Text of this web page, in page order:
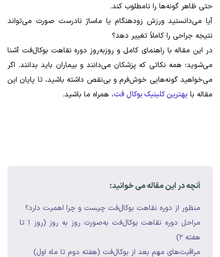
حتی ظاهر گونه‌ها را نامطلوب کند.
آیا می‌دانستید ورزش زودهنگام یا ماساژ نادرست صورت می‌تواند
نتیجه جراحی را کاملاً تغییر دهد؟
در این مقاله با راهنمای کامل و روز‌به‌روز دوره نقاهت بوکال‌فت آشنا
می‌شوید؛ همه نکاتی که پزشکان می‌دانند و بیماران باید بدانند. اگر
می‌خواهید گونه‌هایی خوش‌فرم و بی‌نقص داشته باشید، تا پایان این
مقاله با بهترین کلینیک بوکال فت، همراه ما باشید.
آنچه در این مقاله می خوانید:
منظور از دوره نقاهت بوکال‌فت چیست و چرا اهمیت دارد؟
مراحل دوره نقاهت بوکال‌فت به‌صورت روز به روز (روز ۱ تا
هفته ۲)
مراقبت‌های مهم بعد از بوکال‌فت (هفته دوم تا ماه اول)